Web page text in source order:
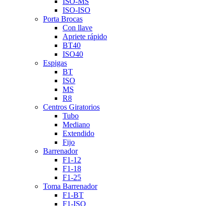
ISO-ISO
Porta Brocas
Con llave
Apriete rápido
BT40
ISO40
Espigas
BT
ISO
MS
R8
Centros Giratorios
Tubo
Mediano
Extendido
Fijo
Barrenador
F1-12
F1-18
F1-25
Toma Barrenador
F1-BT
F1-ISO